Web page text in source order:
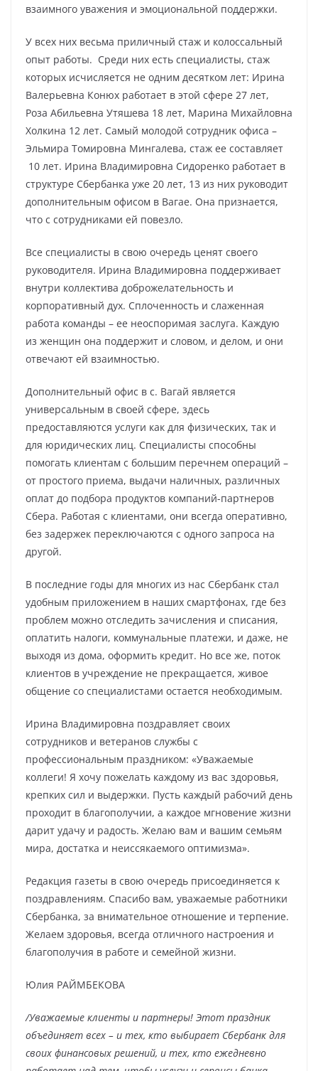
взаимного уважения и эмоциональной поддержки.
У всех них весьма приличный стаж и колоссальный
опыт работы. Среди них есть специалисты, стаж
которых исчисляется не одним десятком лет: Ирина
Валерьевна Конюх работает в этой сфере 27 лет,
Роза Абильевна Утяшева 18 лет, Марина Михайловна
Холкина 12 лет. Самый молодой сотрудник офиса –
Эльмира Томировна Мингалева, стаж ее составляет
10 лет. Ирина Владимировна Сидоренко работает в
структуре Сбербанка уже 20 лет, 13 из них руководит
дополнительным офисом в Вагае. Она признается,
что с сотрудниками ей повезло.
Все специалисты в свою очередь ценят своего
руководителя. Ирина Владимировна поддерживает
внутри коллектива доброжелательность и
корпоративный дух. Сплоченность и слаженная
работа команды – ее неоспоримая заслуга. Каждую
из женщин она поддержит и словом, и делом, и они
отвечают ей взаимностью.
Дополнительный офис в с. Вагай является
универсальным в своей сфере, здесь
предоставляются услуги как для физических, так и
для юридических лиц. Специалисты способны
помогать клиентам с большим перечнем операций –
от простого приема, выдачи наличных, различных
оплат до подбора продуктов компаний-партнеров
Сбера. Работая с клиентами, они всегда оперативно,
без задержек переключаются с одного запроса на
другой.
В последние годы для многих из нас Сбербанк стал
удобным приложением в наших смартфонах, где без
проблем можно отследить зачисления и списания,
оплатить налоги, коммунальные платежи, и даже, не
выходя из дома, оформить кредит. Но все же, поток
клиентов в учреждение не прекращается, живое
общение со специалистами остается необходимым.
Ирина Владимировна поздравляет своих
сотрудников и ветеранов службы с
профессиональным праздником: «Уважаемые
коллеги! Я хочу пожелать каждому из вас здоровья,
крепких сил и выдержки. Пусть каждый рабочий день
проходит в благополучии, а каждое мгновение жизни
дарит удачу и радость. Желаю вам и вашим семьям
мира, достатка и неиссякаемого оптимизма».
Редакция газеты в свою очередь присоединяется к
поздравлениям. Спасибо вам, уважаемые работники
Сбербанка, за внимательное отношение и терпение.
Желаем здоровья, всегда отличного настроения и
благополучия в работе и семейной жизни.
Юлия РАЙМБЕКОВА
/Уважаемые клиенты и партнеры! Этот праздник
объединяет всех – и тех, кто выбирает Сбербанк для
своих финансовых решений, и тех, кто ежедневно